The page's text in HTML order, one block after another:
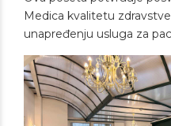
Medica kvalitetu
unapređenju usluga za